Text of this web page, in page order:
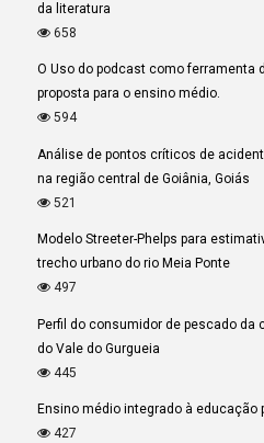
da literatura
658
O Uso do podcast como ferramenta
proposta para o ensino médio.
594
Análise de pontos críticos de
na região central de Goiânia, Goiás
521
Modelo Streeter-Phelps para
trecho urbano do rio Meia Ponte
497
Perfil do consumidor de pescado da
do Vale do Gurgueia
445
Ensino médio integrado à educação
427